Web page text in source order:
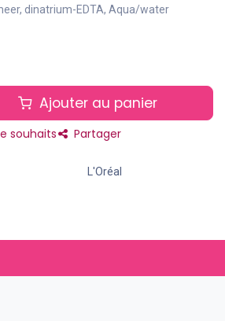
dinatrium-EDTA, Aqua/water
Ajouter au panier
souhaits Partager
L'Oréal